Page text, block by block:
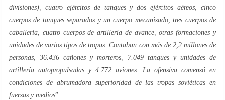
divisiones), cuatro ejércitos de tanques y dos ejércitos aéreos, cinco
cuerpos de tanques separados y un cuerpo mecanizado, tres cuerpos de
caballería, cuatro cuerpos de artillería de avance, otras formaciones y
unidades de varios tipos de tropas. Contaban con más de 2,2 millones de
personas, 36.436 cañones y morteros, 7.049 tanques y unidades de
artillería autopropulsadas y 4.772 aviones. La ofensiva comenzó en
condiciones de abrumadora superioridad de las tropas soviéticas en
fuerzas y medios”.